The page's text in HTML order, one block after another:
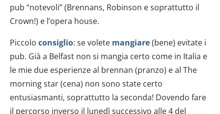
pub “notevoli” (Brennans, Robinson e soprattutto il
Crown!) e l’opera house.
Piccolo consiglio: se volete mangiare(bene) evitate i
pub. Già a Belfast non si mangia certo come in Italia e
le mie due esperienze al brennan (pranzo) e al The
morning star (cena) non sono state certo
entusiasmanti, soprattutto la seconda! Dovendo fare
il percorso inverso il lunedì successivo alle 4 del